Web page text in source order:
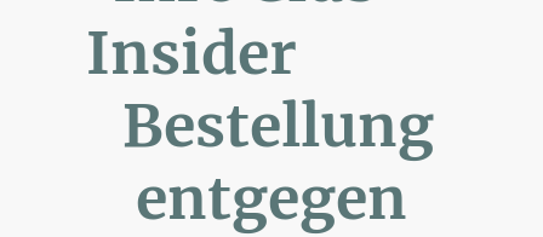
Insider
Bestellung
entgegen